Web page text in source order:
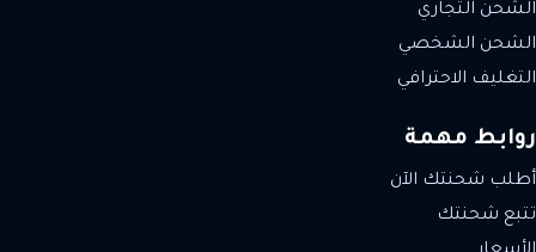
الشحن التجاري
الشحن الشخصي
التغليف الاحترافي
روابط مهمة
أطلب شحنتك الآن
تتبع شحنتك